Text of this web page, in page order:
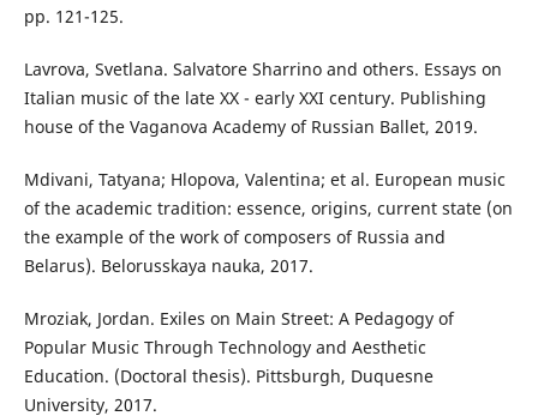
pp. 121-125.
Lavrova, Svetlana. Salvatore Sharrino and others. Essays on
Italian music of the late XX - early XXI century. Publishing
house of the Vaganova Academy of Russian Ballet, 2019.
Mdivani, Tatyana; Hlopova, Valentina; et al. European music
of the academic tradition: essence, origins, current state (on
the example of the work of composers of Russia and
Belarus). Belorusskaya nauka, 2017.
Mroziak, Jordan. Exiles on Main Street: A Pedagogy of
Popular Music Through Technology and Aesthetic
Education. (Doctoral thesis). Pittsburgh, Duquesne
University, 2017.